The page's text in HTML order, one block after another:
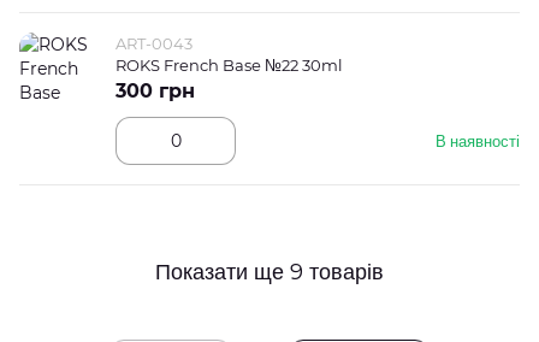
ART-0043
ROKS French Base №22 30ml
В наявності
300 грн
Показати ще 9 товарів